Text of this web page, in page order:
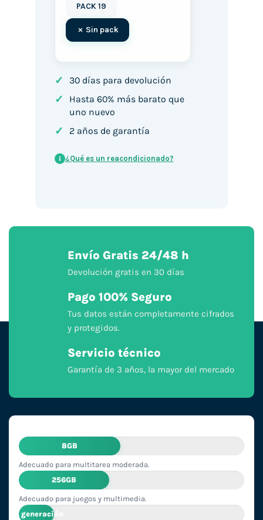
PACK 19
Sin pack
✓ 30 días para devolución
✓
Hasta 60% más barato que
uno nuevo
✓ 2 años de garantía
i ¿Qué es un reacondicionado?
Envío Gratis 24/48 h
Devolución gratis en 30 días
Pago 100% Seguro
Tus datos están completamente cifrados
y protegidos.
Servicio técnico
Garantía de 3 años, la mayor del mercado
8GB
Adecuado para multitarea moderada.
256GB
Adecuado para juegos y multimedia.
2ª generación